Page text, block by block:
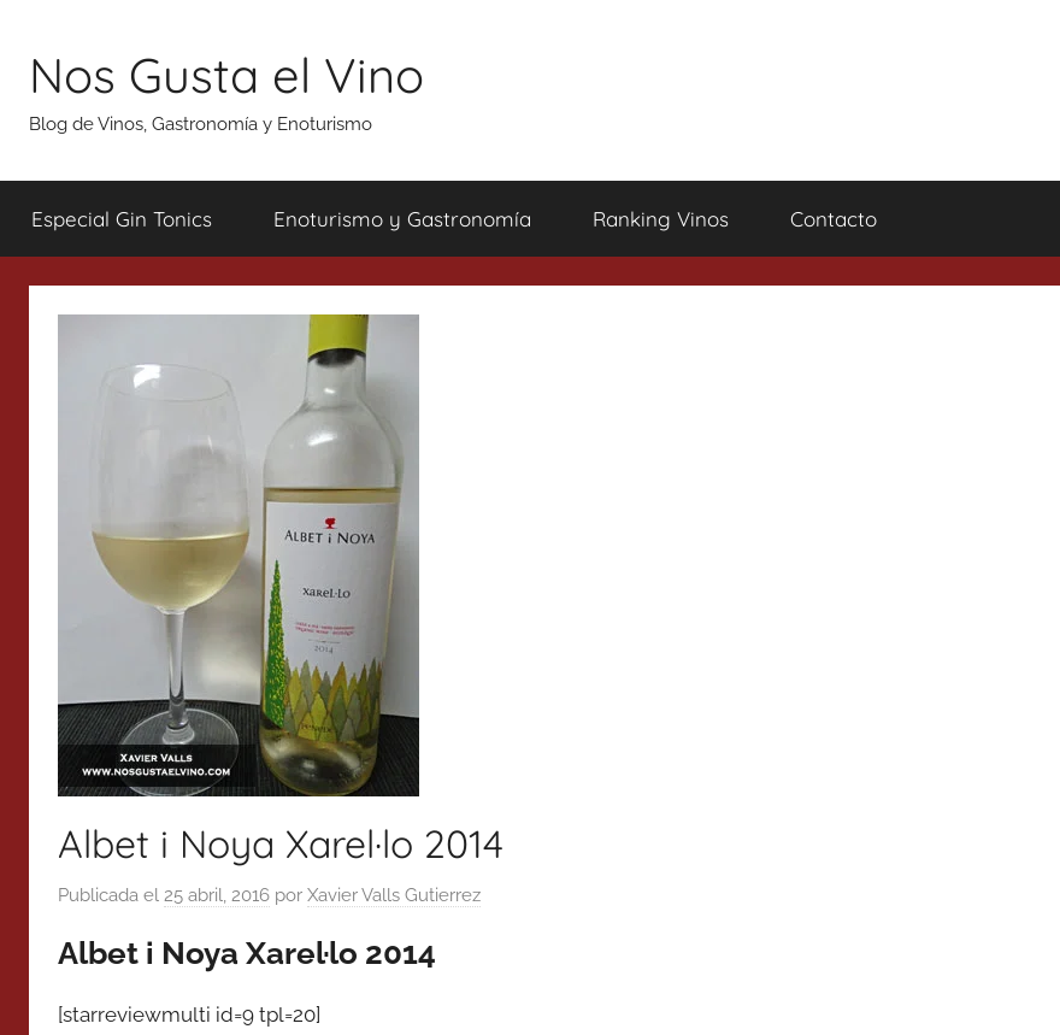
contenido
Nos Gusta el Vino
Blog de Vinos, Gastronomía y Enoturismo
Especial Gin Tonics Enoturismo y Gastronomía Ranking Vinos Contacto
Albet i Noya Xarel·lo 2014
Publicada el 25 abril, 2016 por Xavier Valls Gutierrez
Albet i Noya Xarel·lo 2014
[starreviewmulti id=9 tpl=20]